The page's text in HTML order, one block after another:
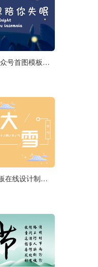
950px 不想说晚安 只想陪你失眠公众号首图模板在线设计制作生成二维
950px 传统节气大雪公众号首图模板在线设计制作生成二维码模板图片